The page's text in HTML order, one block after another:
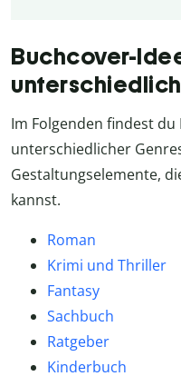
Buchcover-
Im Folgenden findest
unterschiedlicher
Gestaltungselemente,
kannst.
Roman
Krimi und Thriller
Fantasy
Sachbuch
Ratgeber
Kinderbuch